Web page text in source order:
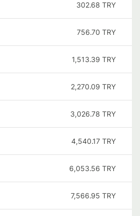
302.68 TRY
756.70 TRY
1,513.39 TRY
2,270.09 TRY
3,026.78 TRY
4,540.17 TRY
6,053.56 TRY
7,566.95 TRY